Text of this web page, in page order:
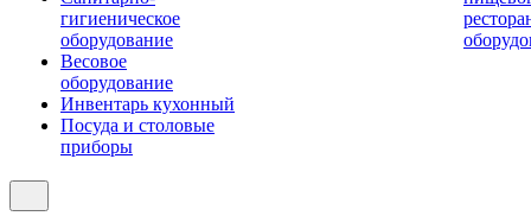
гигиеническое
оборудование
Весовое
оборудование
Инвентарь кухонный
Посуда и столовые
приборы